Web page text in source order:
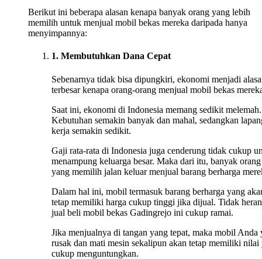
Berikut ini beberapa alasan kenapa banyak orang yang lebih
memilih untuk menjual mobil bekas mereka daripada hanya
menyimpannya:
1. Membutuhkan Dana Cepat
Sebenarnya tidak bisa dipungkiri, ekonomi menjadi
terbesar kenapa orang-orang menjual mobil bekas
Saat ini, ekonomi di Indonesia memang sedikit melemah.
Kebutuhan semakin banyak dan mahal, sedangkan
kerja semakin sedikit.
Gaji rata-rata di Indonesia juga cenderung tidak cukup
menampung keluarga besar. Maka dari itu, banyak orang
yang memilih jalan keluar menjual barang berharga
Dalam hal ini, mobil termasuk barang berharga yang
tetap memiliki harga cukup tinggi jika dijual. Tidak
jual beli mobil bekas Gadingrejo ini cukup ramai.
Jika menjualnya di tangan yang tepat, maka mobil Anda
rusak dan mati mesin sekalipun akan tetap memiliki nilai
cukup menguntungkan.